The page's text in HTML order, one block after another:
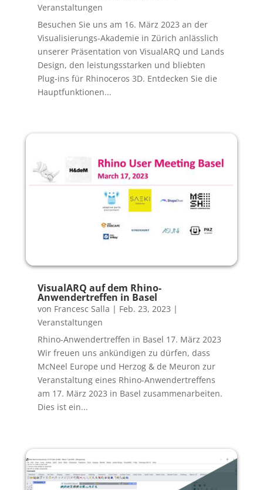
Veranstaltungen
Besuchen Sie uns am 16. März 2023 an der
Visualisierungs-Akademie in Zürich anlässlich
unserer Präsentation von VisualARQ und Lands
Design, den leistungsstarken und bliebten
Plug-ins für Rhinoceros 3D. Entdecken Sie die
Hauptfunktionen...
VisualARQ auf dem Rhino-
Anwendertreffen in Basel
von Francesc Salla | Feb. 23, 2023 |
Veranstaltungen
Rhino-Anwendertreffen in Basel 17. März 2023
Wir freuen uns ankündigen zu dürfen, dass
McNeel Europe und Herzog & de Meuron zur
Veranstaltung eines Rhino-Anwendertreffens
am 17. März 2023 in Basel zusammenarbeiten.
Dies ist ein...